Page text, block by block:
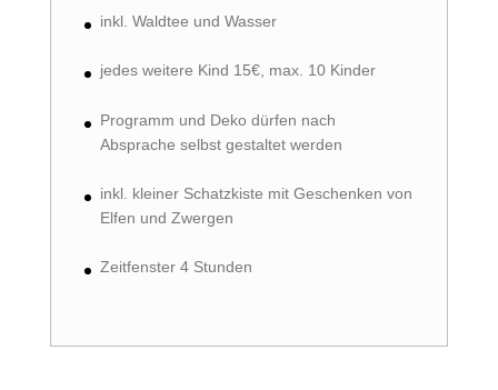
inkl. Waldtee und Wasser
jedes weitere Kind 15€, max. 10 Kinder
Programm und Deko dürfen nach
Absprache selbst gestaltet werden
inkl. kleiner Schatzkiste mit Geschenken von
Elfen und Zwergen
Zeitfenster 4 Stunden